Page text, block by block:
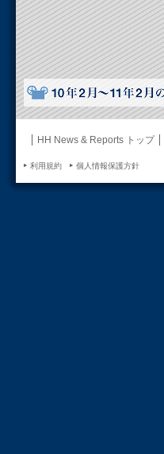
HH News & Reports トップ
利用規約 個人情報保護方針